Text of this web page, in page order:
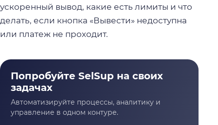
ускоренный вывод, какие есть лимиты и что
делать, если кнопка «Вывести» недоступна
или платеж не проходит.